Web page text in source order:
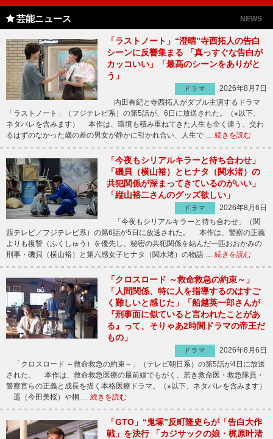
芸能ニュース NEWS
「ラストノート」“澄晴”寺西拓人の告白
シーンに反響集まる 「真っすぐな告白が
カッコいい」「最高のシーンをありがと
う」
ドラマ
2026年8月7日
内田有紀と寺西拓人がダブル主演するドラマ
「ラストノート」（フジテレビ系）の第5話が、6日に放送された。（※以下、
ネタバレを含みます） 本作は、環境も積み重ねてきた人生も全く違う、交わ
るはずのなかった歳の差の男女が静かに引かれ合い、人生で … 続きを読む
「今夜もシリアルキラーと待ち合わせ」
「磯貝（横山裕）とヒナタ（関水渚）の
共犯関係が深まってきているのがいい」
「縦山裕二さんのグッズ欲しい」
ドラマ
2026年8月6日
「今夜もシリアルキラーと待ち合わせ」（関
西テレビ／フジテレビ系）の第6話が5日に放送された。 本作は、警察の正義
よりも復讐（ふくしゅう）を優先し、秘密の共犯関係を結んだ一匹おおかみの
刑事・磯貝（横山裕）と第六感女子ヒナタ（関水渚）の物語 … 続きを読む
「クロスロード ～救命救急の約束～」
「人間関係、特に人を指導するのはすご
く難しいと感じた」「船越英一郎さんが
『刑事面に似ていると言われたことがあ
る』って、そりゃあ2時間ドラマの帝王だ
もの」
ドラマ
2026年8月6日
「クロスロード ～救命救急の約束～」（テレビ朝日系）の第5話が4日に放送
された。 本作は、救命救急医療の最前線でもがく、若き救命医・救急隊員・
警察官らの正義と成長を描く本格医療ドラマ。（※以下、ネタバレを含みます）
遥（今田美桜）や桐 … 続きを読む
「GTO」“鬼塚”反町隆史らが「告白大作
戦」を決行 「カジサックの娘・梶原叶渚